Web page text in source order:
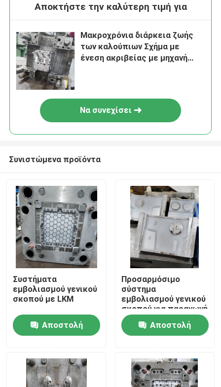
Σπίτι
Επαφές
Αποκτήστε την καλύτερη τιμή για
Μακροχρόνια διάρκεια ζωής
των καλούπιων Σχήμα με
ένεση ακριβείας με μηχανή
Να συνεχίσει
Συνιστώμενα προϊόντα
Συστήματα
εμβολιασμού γενικού
σκοπού με LKM
Αποστολή
Προσαρμόσιμο
σύστημα
εμβολιασμού γενικού
σκοπού για παραγωγή
πολλαπλών
κοιλότηταςΑποστολή